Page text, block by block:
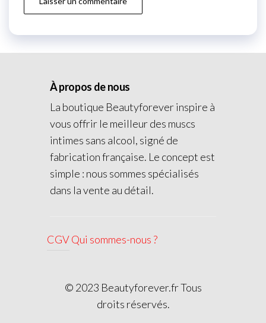
À propos de nous
La boutique Beautyforever inspire à
vous offrir le meilleur des muscs
intimes sans alcool, signé de
fabrication française. Le concept est
simple : nous sommes spécialisés
dans la vente au détail.
CGVQui sommes-nous ?
© 2023 Beautyforever.fr Tous
droits réservés.